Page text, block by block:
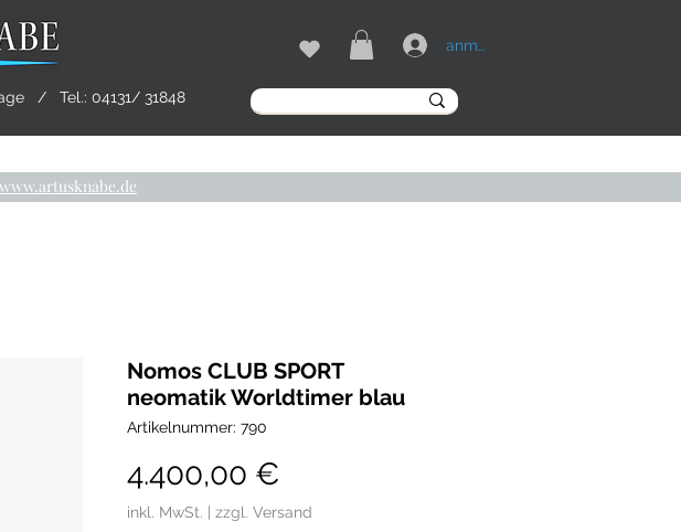
/ Tel.: 04131/ 31848
anmelden
www.artusknabe.de
Nomos CLUB SPORT
neomatik Worldtimer blau
Artikelnummer: 790
4.400,00 €
inkl. MwSt. zzgl. Versand